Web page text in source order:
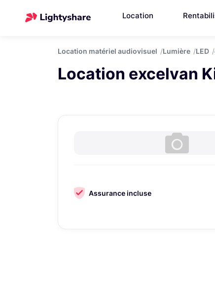
Location
Location matériel audiovisuel Lumière LED
Location excelvan
Assurance incluse